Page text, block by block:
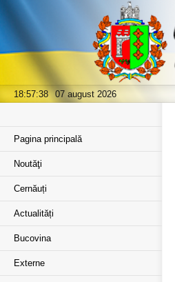
18:57:38 07 august 2026
Pagina principală
Noutăţi
Cernăuți
Actualități
Bucovina
Externe